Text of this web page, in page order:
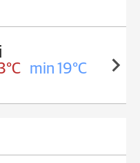
Borba
min 19°C